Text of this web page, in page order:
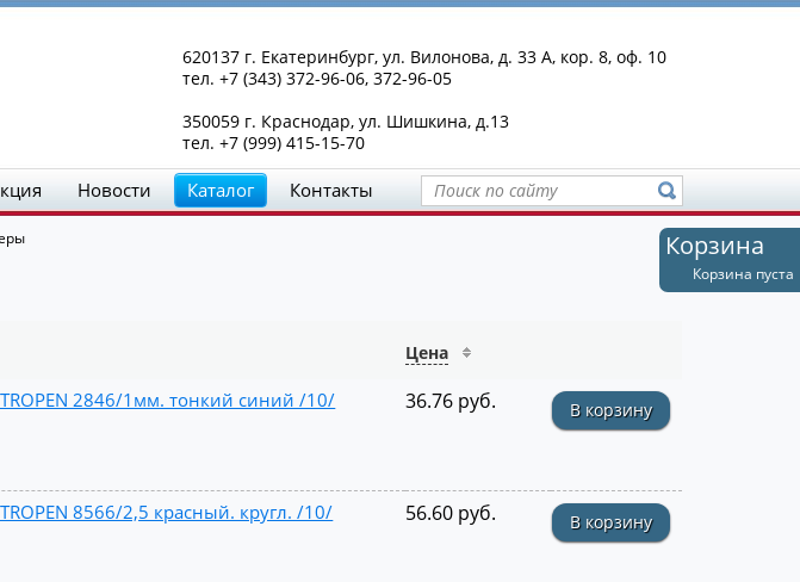
620137 г. Екатеринбург, ул. Вилонова, д. 33 А, кор. 8, оф. 10
тел. +7 (343) 372-96-06, 372-96-05
350059 г. Краснодар, ул. Шишкина, д.13
тел. +7 (999) 415-15-70
Новости Каталог Контакты
Корзина
Корзина пуста
Цена
2846/1мм. тонкий синий /10/ 36.76 руб. В корзину
8566/2,5 красный. кругл. /10/ 56.60 руб. В корзину